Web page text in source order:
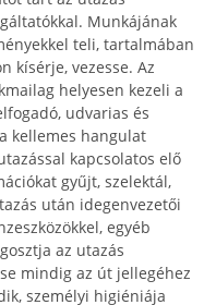
Munkájának
teli, tartalmában
kísérje, vezesse. Az
helyesen kezeli a
udvarias és
kellemes hangulat
kapcsolatos elő
gyűjt, szelektál,
után idegenvezetői
egyéb
az utazás
mindig az út jellegéhez
személyi higiéniája